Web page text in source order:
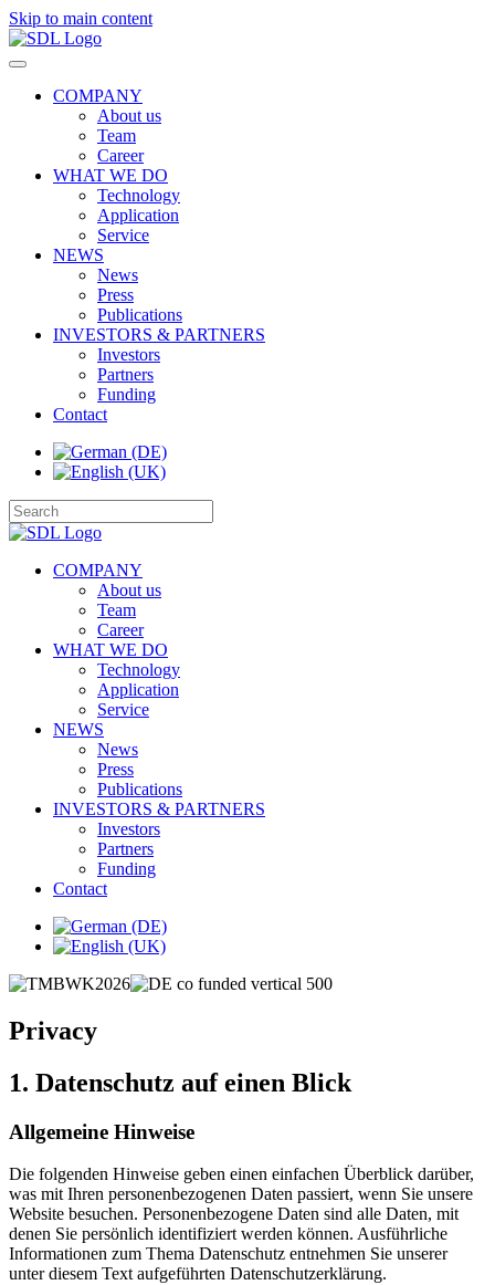
Skip to main content
COMPANY
About us
Team
Career
WHAT WE DO
Technology
Application
Service
NEWS
News
Press
Publications
INVESTORS & PARTNERS
Investors
Partners
Funding
Contact
COMPANY
About us
Team
Career
WHAT WE DO
Technology
Application
Service
NEWS
News
Press
Publications
INVESTORS & PARTNERS
Investors
Partners
Funding
Contact
Privacy
1. Datenschutz auf einen Blick
Allgemeine Hinweise
Die folgenden Hinweise geben einen einfachen Überblick darüber,
was mit Ihren personenbezogenen Daten passiert, wenn Sie unsere
Website besuchen. Personenbezogene Daten sind alle Daten, mit
denen Sie persönlich identifiziert werden können. Ausführliche
Informationen zum Thema Datenschutz entnehmen Sie unserer
unter diesem Text aufgeführten Datenschutzerklärung.